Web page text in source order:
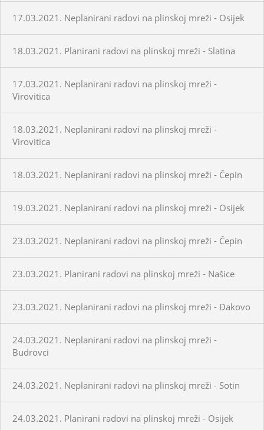
17.03.2021. Neplanirani radovi na plinskoj mreži - Osijek
18.03.2021. Planirani radovi na plinskoj mreži - Slatina
17.03.2021. Neplanirani radovi na plinskoj mreži -
Virovitica
18.03.2021. Neplanirani radovi na plinskoj mreži -
Virovitica
18.03.2021. Neplanirani radovi na plinskoj mreži - Čepin
19.03.2021. Neplanirani radovi na plinskoj mreži - Osijek
23.03.2021. Neplanirani radovi na plinskoj mreži - Čepin
23.03.2021. Planirani radovi na plinskoj mreži - Našice
23.03.2021. Neplanirani radovi na plinskoj mreži - Đakovo
24.03.2021. Neplanirani radovi na plinskoj mreži -
Budrovci
24.03.2021. Neplanirani radovi na plinskoj mreži - Sotin
24.03.2021. Planirani radovi na plinskoj mreži - Osijek